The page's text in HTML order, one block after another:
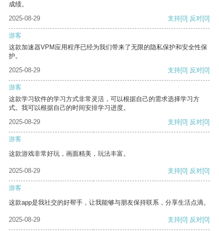
成绩。
2025-08-29
支持[0] 反对[0]
游客
这款加速器VPM应用程序已经为我们带来了无限的隐私保护和安全性保
护。
2025-08-29
支持[0] 反对[0]
游客
这款学习软件的学习方式非常灵活，可以根据自己的需求选择学习方
式。我可以根据自己的时间安排学习进度。
2025-08-29
支持[0] 反对[0]
游客
这款游戏非常好玩，画面精美，玩法丰富。
2025-08-29 支持[0] 反对[0]
游客
这款app是我社交的好帮手，让我能够与朋友保持联系，分享生活点滴。
2025-08-29 支持[0] 反对[0]